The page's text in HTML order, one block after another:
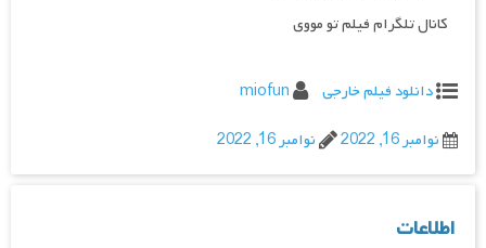
کانال تلگرام فیلم تو مووی
دانلود فیلم خارجی
miofun
نوامبر 16, 2022
نوامبر 16, 2022
اطلاعات